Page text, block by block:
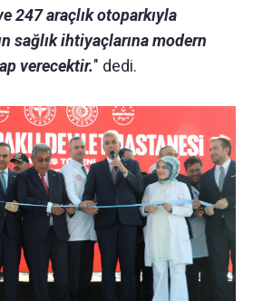
247 araçlık otoparkıyla
sağlık ihtiyaçlarına modern
verecektir." dedi.